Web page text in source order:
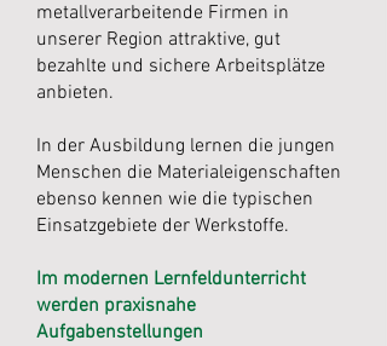
metallverarbeitende Firmen in
unserer Region attraktive, gut
bezahlte und sichere Arbeitsplätze
anbieten.
In der Ausbildung lernen die jungen
Menschen die Materialeigenschaften
ebenso kennen wie die typischen
Einsatzgebiete der Werkstoffe.
Im modernen Lernfeldunterricht
werden praxisnahe
Aufgabenstellungen